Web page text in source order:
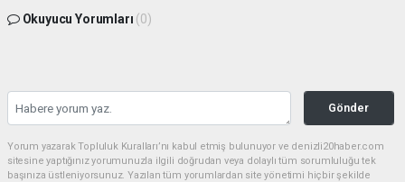
Okuyucu Yorumları (0)
Gönder
Yorum yazarak Topluluk Kuralları’nı kabul etmiş bulunuyor ve denizli20haber.com
sitesine yaptığınız yorumunuzla ilgili doğrudan veya dolaylı tüm sorumluluğu tek
başınıza üstleniyorsunuz. Yazılan tüm yorumlardan site yönetimi hiçbir şekilde